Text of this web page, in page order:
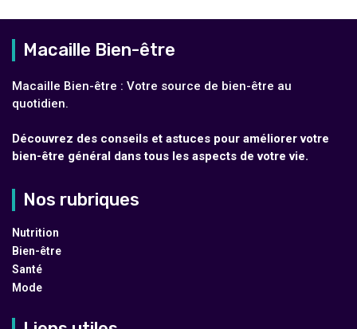
Macaille Bien-être
Macaille Bien-être : Votre source de bien-être au
quotidien.
Découvrez des conseils et astuces pour améliorer votre
bien-être général dans tous les aspects de votre vie.
Nos rubriques
Nutrition
Bien-être
Santé
Mode